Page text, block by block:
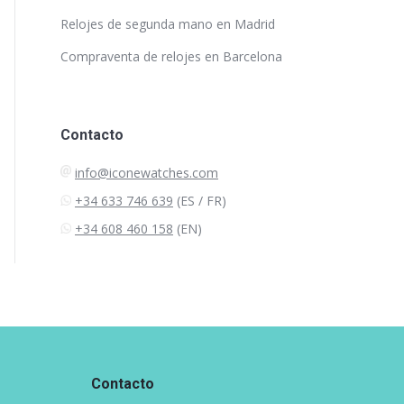
Relojes de segunda mano en Madrid
Compraventa de relojes en Barcelona
Contacto
info@iconewatches.com
+34 633 746 639 (ES / FR)
+34 608 460 158 (EN)
Contacto